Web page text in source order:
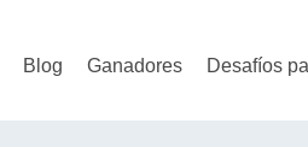
Blog Ganadores Desafíos